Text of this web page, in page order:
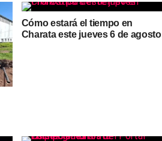
Cómo estará el tiempo en
Charata este jueves 6 de agosto